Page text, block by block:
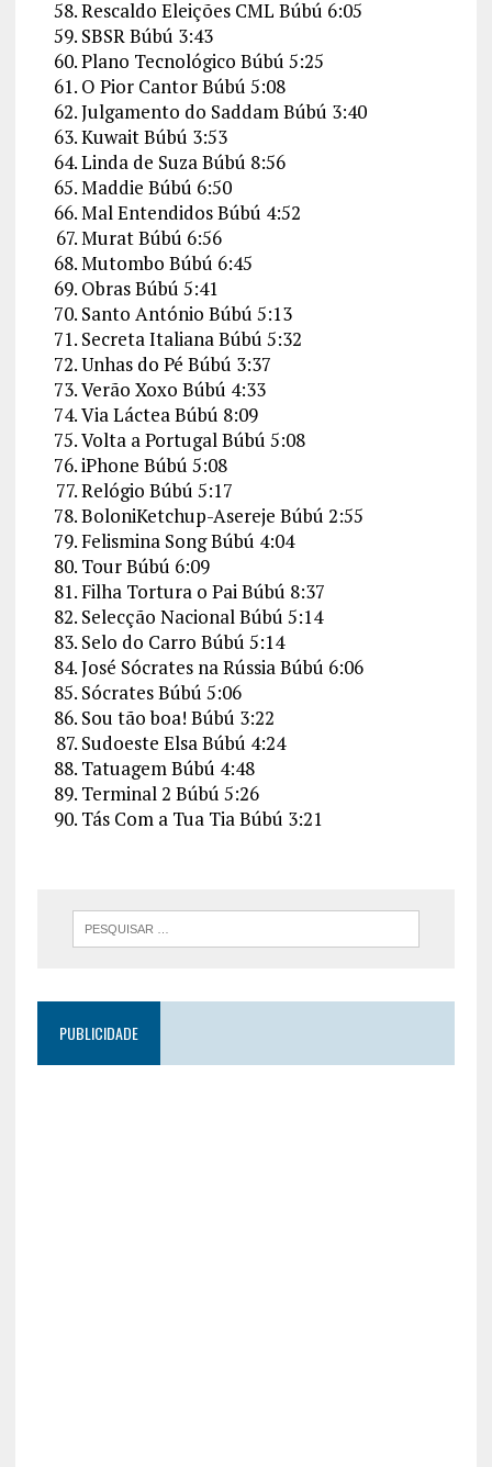
Rescaldo Eleições CML Búbú 6:05
SBSRBúbú 3:43
Plano Tecnológico Búbú 5:25
O Pior CantorBúbú 5:08
Julgamento do SaddamBúbú 3:40
KuwaitBúbú 3:53
Linda de SuzaBúbú 8:56
Maddie Búbú 6:50
Mal EntendidosBúbú 4:52
MuratBúbú 6:56
Mutombo Búbú 6:45
ObrasBúbú 5:41
Santo António Búbú 5:13
Secreta ItalianaBúbú 5:32
Unhas do Pé Búbú 3:37
Verão Xoxo Búbú 4:33
Via LácteaBúbú 8:09
Volta a PortugalBúbú 5:08
iPhone Búbú 5:08
Relógio Búbú 5:17
BoloniKetchup-Asereje Búbú 2:55
Felismina SongBúbú 4:04
TourBúbú 6:09
Filha Tortura o PaiBúbú 8:37
Selecção NacionalBúbú 5:14
Selo do Carro Búbú 5:14
José Sócrates na RússiaBúbú 6:06
SócratesBúbú 5:06
Sou tão boa! Búbú 3:22
Sudoeste ElsaBúbú 4:24
TatuagemBúbú 4:48
Terminal 2 Búbú 5:26
Tás Com a Tua TiaBúbú 3:21
PUBLICIDADE